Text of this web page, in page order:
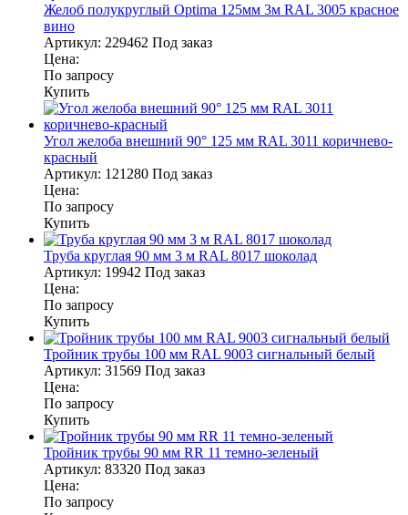
Желоб полукруглый Optima 125мм 3м RAL 3005 красное
вино
Артикул: 229462 Под заказ
Цена:
По запросу
Купить
Угол желоба внешний 90° 125 мм RAL 3011 коричнево-
красный
Артикул: 121280 Под заказ
Цена:
По запросу
Купить
Труба круглая 90 мм 3 м RAL 8017 шоколад
Артикул: 19942 Под заказ
Цена:
По запросу
Купить
Тройник трубы 100 мм RAL 9003 сигнальный белый
Артикул: 31569 Под заказ
Цена:
По запросу
Купить
Тройник трубы 90 мм RR 11 темно-зеленый
Артикул: 83320 Под заказ
Цена:
По запросу